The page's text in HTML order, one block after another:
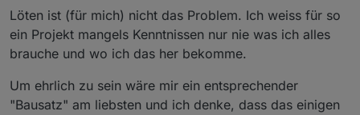
Löten ist (für mich) nicht das Problem. Ich weiss für so
ein Projekt mangels Kenntnissen nur nie was ich alles
brauche und wo ich das her bekomme.
Um ehrlich zu sein wäre mir ein entsprechender
"Bausatz" am liebsten und ich denke, dass das einigen